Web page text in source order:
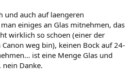
und auch auf laengeren
einiges an Glas mitnehmen, das
wirklich so schoen (einer der
weg bin), keinen Bock auf 24-
ist eine Menge Glas und
Danke.